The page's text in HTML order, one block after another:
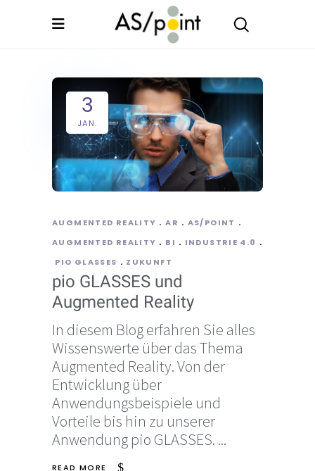
3
JAN.
AUGMENTED REALITY AR
AS/POINT
AUGMENTED REALITY
BI
INDUSTRIE 4.0
PIO GLASSES
ZUKUNFT
pio GLASSES und
Augmented Reality
In diesem Blog erfahren Sie alles
Wissenswerte über das Thema
Augmented Reality. Von der
Entwicklung über
Anwendungsbeispiele und
Vorteile bis hin zu unserer
Anwendung pio GLASSES.
READ MORE